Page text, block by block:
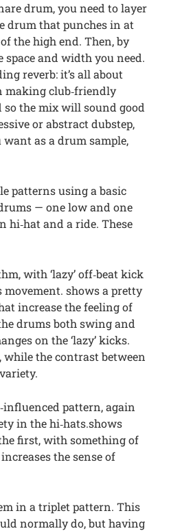
drum, you need to layer
drum that punches in at
the high end. Then, by
space and width you need.
reverb: it’s all about
making club‑friendly
so the mix will sound good
or abstract dubstep,
as a drum sample,
patterns using a basic
— one low and one
hi‑hat and a ride. These
with ‘lazy’ off‑beat kick
shows a pretty
increase the feeling of
drums both swing and
on the ‘lazy’ kicks.
while the contrast between
pattern, again
in the hi‑hats.shows
first, with something of
the sense of
in a triplet pattern. This
normally do, but having